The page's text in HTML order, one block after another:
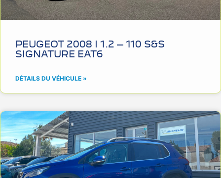
PEUGEOT 2008 I 1.2 – 110 S&S
SIGNATURE EAT6
DÉTAILS DU VÉHICULE »